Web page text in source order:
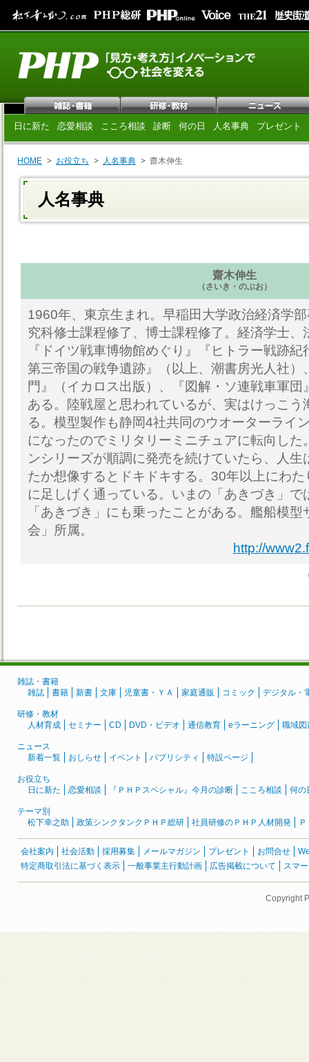
日に新た 恋愛相談 こころ相談 診断 何の日 人名事典 プレゼント
HOME お役立ち 人名事典 齋木伸生
人名事典
齋木伸生
（さいき・のぶお）
1960年、東京生まれ。早稲田大学政治経済学
究科修士課程修了、博士課程修了。経済学士、
『ドイツ戦車博物館めぐり』『ヒトラー戦跡
第三帝国の戦争遺跡』（以上、潮書房光人社）
門』（イカロス出版）、『図解・ソ連戦車軍団
ある。陸戦屋と思われているが、実はけっこう
る。模型製作も静岡4社共同のウオーターライ
になったのでミリタリーミニチュアに転向した
ンシリーズが順調に発売を続けていたら、人生
たか想像するとドキドキする。30年以上にわ
に足しげく通っている。いまの「あきづき」で
「あきづき」にも乗ったことがある。艦船模
会」所属。
http://
雑誌・書籍
雑誌
書籍 新書 文庫 児童書・ＹＡ 家庭通販 コミック デジタル・
研修・教材
人材育成
セミナー CD DVD・ビデオ 通信教育 eラーニング 職域図
ニュース
新着一覧
おしらせ イベント パブリシティ 特設ページ
お役立ち
日に新た
恋愛相談 『ＰＨＰスペシャル』今月の診断 こころ相談 何の
テーマ別
松下幸之助
政策シンクタンクＰＨＰ総研 社員研修のＰＨＰ人材開発
会社案内 社会活動 採用募集 メールマガジン プレゼント お問合せ
特定商取引法に基づく表示
一般事業主行動計画 広告掲載について スマ
Copyright